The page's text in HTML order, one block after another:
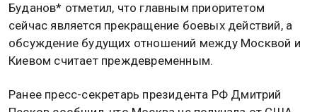
Буданов* отметил, что главным приоритетом
сейчас является прекращение боевых действий, а
обсуждение будущих отношений между Москвой и
Киевом считает преждевременным.
Ранее пресс-секретарь президента РФ Дмитрий